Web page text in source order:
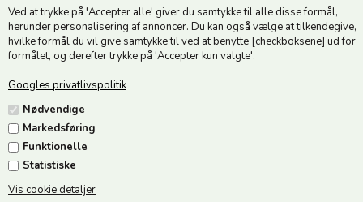
Ved at trykke på 'Accepter alle' giver du samtykke til alle disse formål,
herunder personalisering af annoncer. Du kan også vælge at tilkendegive,
hvilke formål du vil give samtykke til ved at benytte [checkboksene] ud for
formålet, og derefter trykke på 'Accepter kun valgte'.
Googles privatlivspolitik
Nødvendige
Markedsføring
Funktionelle
Statistiske
Vis cookie detaljer
Tilmeld dig vores nyhedsbrev og modtag gode tilbud :)
Jeg accepterer vilkårene
Følg os